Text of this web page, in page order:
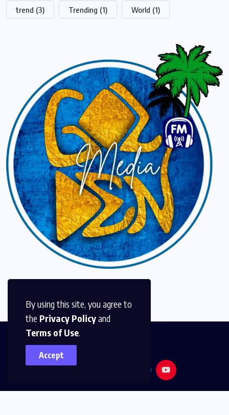
By using this site, you agree to
the Privacy Policyand
Terms of Use.
Accept
trend (3) Trending (1) World (1)